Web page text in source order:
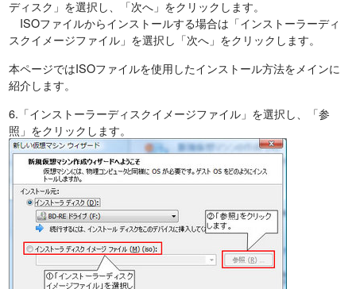
ディスク」を選択し、「次へ」をクリックします。
ISOファイルからインストールする場合は「インストーラーディ
スクイメージファイル」を選択し「次へ」をクリックします。
本ページではISOファイルを使用したインストール方法をメインに
紹介します。
6.「インストーラーディスクイメージファイル」を選択し、「参
照」をクリックします。